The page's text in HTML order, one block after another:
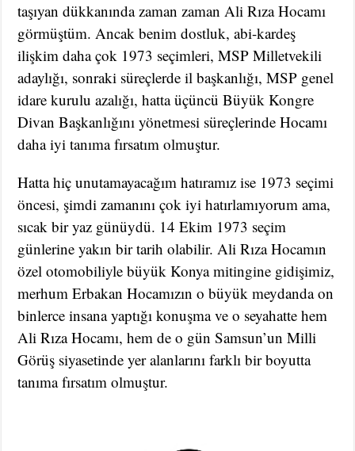
taşıyan dükkanında zaman zaman Ali Rıza Hocamı
görmüştüm. Ancak benim dostluk, abi-kardeş
ilişkim daha çok 1973 seçimleri, MSP Milletvekili
adaylığı, sonraki süreçlerde il başkanlığı, MSP genel
idare kurulu azalığı, hatta üçüncü Büyük Kongre
Divan Başkanlığını yönetmesi süreçlerinde Hocamı
daha iyi tanıma fırsatım olmuştur.
Hatta hiç unutamayacağım hatıramız ise 1973 seçimi
öncesi, şimdi zamanını çok iyi hatırlamıyorum ama,
sıcak bir yaz günüydü. 14 Ekim 1973 seçim
günlerine yakın bir tarih olabilir. Ali Rıza Hocamın
özel otomobiliyle büyük Konya mitingine gidişimiz,
merhum Erbakan Hocamızın o büyük meydanda on
binlerce insana yaptığı konuşma ve o seyahatte hem
Ali Rıza Hocamı, hem de o gün Samsun’un Milli
Görüş siyasetinde yer alanlarını farklı bir boyutta
tanıma fırsatım olmuştur.